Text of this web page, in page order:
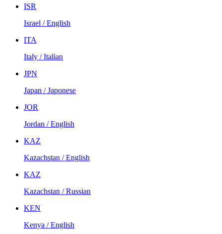
ISR
Israel / English
ITA
Italy / Italian
JPN
Japan / Japonese
JOR
Jordan / English
KAZ
Kazachstan / English
KAZ
Kazachstan / Russian
KEN
Kenya / English